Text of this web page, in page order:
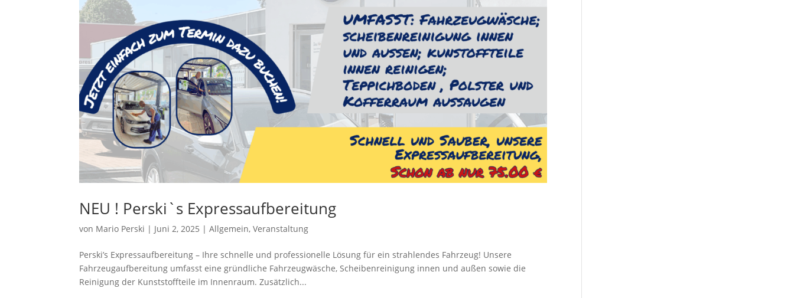
NEU ! Perski`s Expressaufbereitung
von Mario Perski | Juni 2, 2025 |Allgemein,Veranstaltung
Perski’s Expressaufbereitung – Ihre schnelle und professionelle Lösung für ein strahlendes Fahrzeug! Unsere
Fahrzeugaufbereitung umfasst eine gründliche Fahrzeugwäsche, Scheibenreinigung innen und außen sowie die
Reinigung der Kunststoffteile im Innenraum. Zusätzlich...